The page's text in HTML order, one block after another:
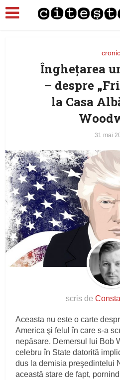
Îngheţarea
– despre
la Casa
31 mai
scris de
Aceasta nu este o carte
America şi felul în care s-a
nepăsare. Demersul lui Bob
celebru în State datorită
dus la demisia preşedintelui
această stare de fapt,